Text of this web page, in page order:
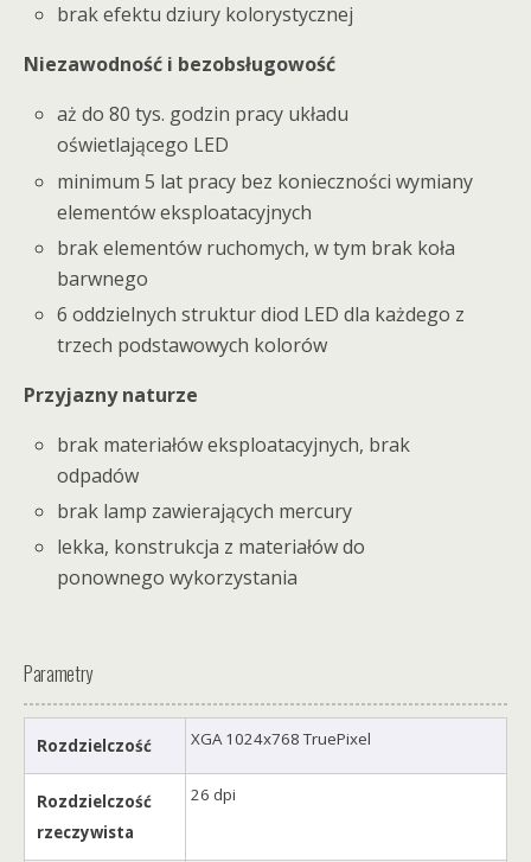
brak efektu dziury kolorystycznej
Niezawodność i bezobsługowość
aż do 80 tys. godzin pracy układu
oświetlającego LED
minimum 5 lat pracy bez konieczności wymiany
elementów eksploatacyjnych
brak elementów ruchomych, w tym brak koła
barwnego
6 oddzielnych struktur diod LED dla każdego z
trzech podstawowych kolorów
Przyjazny naturze
brak materiałów eksploatacyjnych, brak
odpadów
brak lamp zawierających mercury
lekka, konstrukcja z materiałów do
ponownego wykorzystania
Parametry
Rozdzielczość XGA 1024x768 TruePixel
Rozdzielczość
rzeczywista
26 dpi